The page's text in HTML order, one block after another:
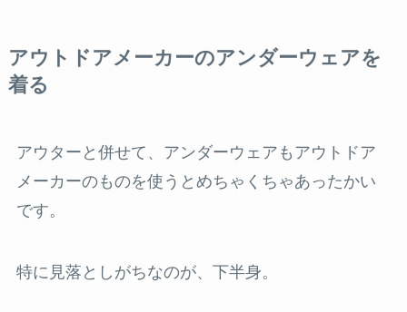
アウトドアメーカーのアンダーウェアを
着る
アウターと併せて、アンダーウェアもアウトドア
メーカーのものを使うとめちゃくちゃあったかい
です。
特に見落としがちなのが、下半身。